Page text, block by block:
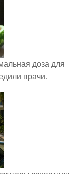
доза для
врачи.